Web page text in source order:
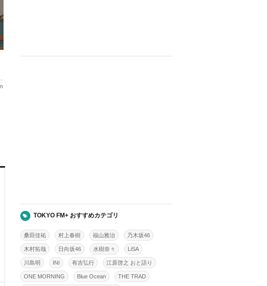
TOKYO FM+ おすすめカテゴリ
桑田佳祐 村上春樹 福山雅治 乃木坂46
木村拓哉 日向坂46 水樹奈々 LiSA
川島明 INI 有吉弘行 江原啓之 おと語り
ONE MORNING Blue Ocean THE TRAD